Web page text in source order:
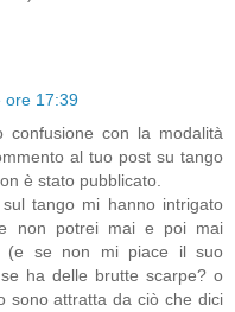
ore 17:39
confusione con la modalità
al tuo post su tango
è stato pubblicato.
tango mi hanno intrigato
non potrei mai e poi mai
(e se non mi piace il suo
ha delle brutte scarpe? o
sono attratta da ciò che dici